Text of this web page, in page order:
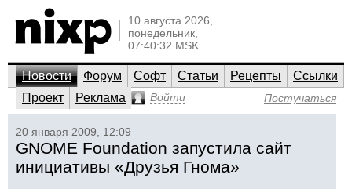
10 августа 2026,
понедельник,
07:40:32 MSK
Новости Форум Софт Статьи Рецепты
Ссылки
Проект
Реклама Войти Постучаться
20 января 2009, 12:09
GNOME Foundation запустила сайт
инициативы «Друзья Гнома»